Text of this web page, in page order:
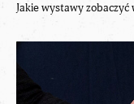
Jakie wystawy